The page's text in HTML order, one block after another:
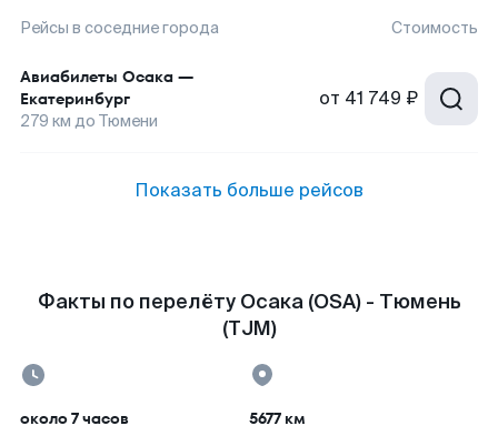
Рейсы в соседние города Стоимость
Авиабилеты Осака —
Екатеринбург
279 км до Тюмени
от 41 749 ₽
Показать больше рейсов
Факты по перелёту Осака (OSA) - Тюмень
(TJM)
около 7 часов 5677 км